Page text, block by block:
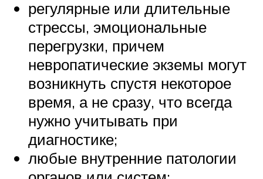
регулярные или длительные
стрессы, эмоциональные
перегрузки, причем
невропатические экземы могут
возникнуть спустя некоторое
время, а не сразу, что всегда
нужно учитывать при
диагностике;
любые внутренние патологии